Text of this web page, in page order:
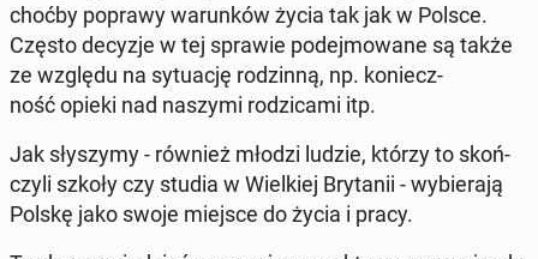
choćby poprawy wa­run­ków życia tak jak w Polsce.
Często decyzje w tej sprawie po­dej­mo­wa­ne są także
ze względu na sy­tu­ację ro­dzin­ną, np. ko­niecz­
ność opieki nad naszymi ro­dzi­ca­mi itp.
Jak sły­szy­my - również młodzi ludzie, którzy to skoń­
czy­li szkoły czy studia w Wiel­kiej Bry­ta­nii - wy­bie­ra­ją
Polskę jako swoje miejsce do życia i pracy.